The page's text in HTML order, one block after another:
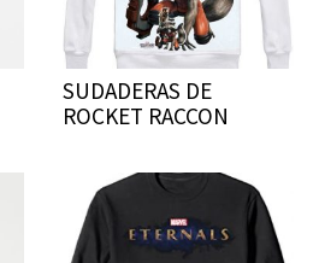
SUDADERAS DE
ROCKET RACCON